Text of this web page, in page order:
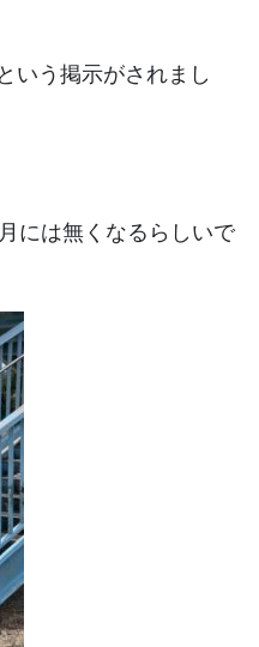
いう掲示がされまし
には無くなるらしいで